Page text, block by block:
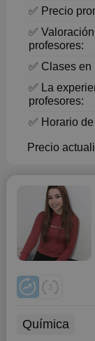
✅ Precio
✅
profesores:
✅ Clases en
✅ La
profesores:
✅ Horario
Precio
Química